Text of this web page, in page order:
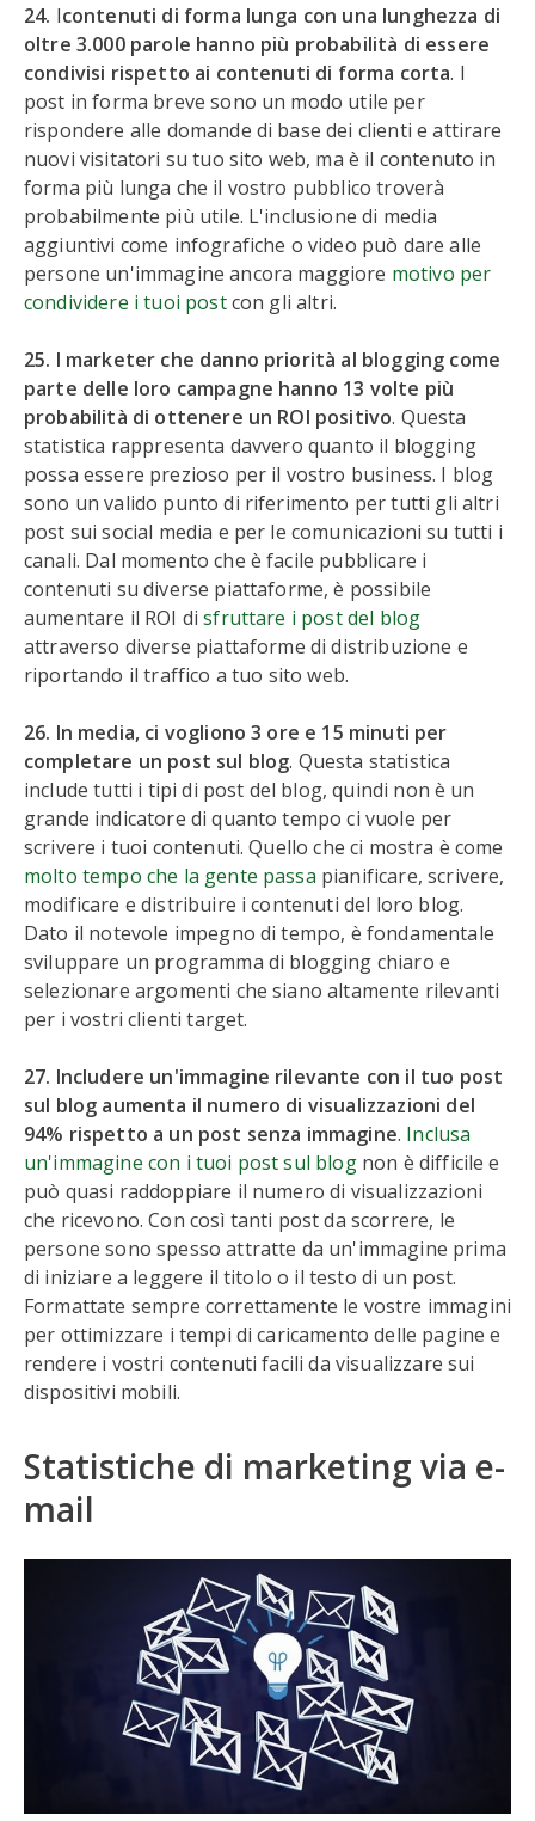
24. Icontenuti di forma lunga con una lunghezza di
oltre 3.000 parole hanno più probabilità di essere
condivisi rispetto ai contenuti di forma corta. I
post in forma breve sono un modo utile per
rispondere alle domande di base dei clienti e attirare
nuovi visitatori su tuo sito web, ma è il contenuto in
forma più lunga che il vostro pubblico troverà
probabilmente più utile. L'inclusione di media
aggiuntivi come infografiche o video può dare alle
persone un'immagine ancora maggiore motivo per
condividere i tuoi postcon gli altri.
25. I marketer che danno priorità al blogging come
parte delle loro campagne hanno 13 volte più
probabilità di ottenere un ROI positivo. Questa
statistica rappresenta davvero quanto il blogging
possa essere prezioso per il vostro business. I blog
sono un valido punto di riferimento per tutti gli altri
post sui social media e per le comunicazioni su tutti i
canali. Dal momento che è facile pubblicare i
contenuti su diverse piattaforme, è possibile
aumentare il ROI disfruttare i post del blog
attraverso diverse piattaforme di distribuzione e
riportando il traffico a tuo sito web.
26. In media, ci vogliono 3 ore e 15 minuti per
completare un post sul blog. Questa statistica
include tutti i tipi di post del blog, quindi non è un
grande indicatore di quanto tempo ci vuole per
scrivere i tuoi contenuti. Quello che ci mostra è come
molto tempo che la gente passa pianificare, scrivere,
modificare e distribuire i contenuti del loro blog.
Dato il notevole impegno di tempo, è fondamentale
sviluppare un programma di blogging chiaro e
selezionare argomenti che siano altamente rilevanti
per i vostri clienti target.
27. Includere un'immagine rilevante con il tuo post
sul blog aumenta il numero di visualizzazioni del
94% rispetto a un post senza immagine. Inclusa
un'immagine con i tuoi post sul blognon è difficile e
può quasi raddoppiare il numero di visualizzazioni
che ricevono. Con così tanti post da scorrere, le
persone sono spesso attratte da un'immagine prima
di iniziare a leggere il titolo o il testo di un post.
Formattate sempre correttamente le vostre immagini
per ottimizzare i tempi di caricamento delle pagine e
rendere i vostri contenuti facili da visualizzare sui
dispositivi mobili.
Statistiche di marketing via e-
mail